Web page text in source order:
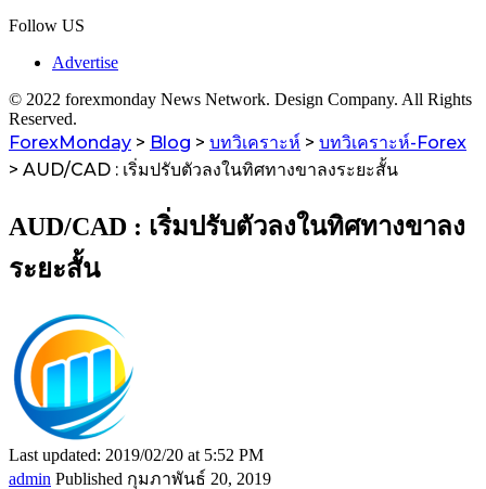
Follow US
Advertise
© 2022 forexmonday News Network. Design Company. All Rights
Reserved.
ForexMonday > Blog > บทวิเคราะห์ > บทวิเคราะห์-Forex
> AUD/CAD : เริ่มปรับตัวลงในทิศทางขาลงระยะสั้น
AUD/CAD : เริ่มปรับตัวลงในทิศทางขาลง
ระยะสั้น
Last updated: 2019/02/20 at 5:52 PM
admin Published กุมภาพันธ์ 20, 2019